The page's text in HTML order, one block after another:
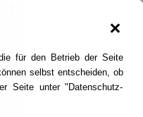
für den Betrieb der Seite
selbst entscheiden, ob
Seite unter "Datenschutz-